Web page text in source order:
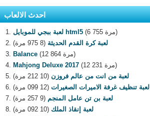
احدث الالعاب
لعبة ببجي للموبايل html5
(6 755 مرة)
لعبة كرة القدم الحديثة (8 975 مرة)
Balance
(12 864 مرة)
Mahjong Deluxe 2017
(12 231 مرة)
لعبة من انت من عالم فروزن (10 212 مرة)
لعبة تنظيف غرفة الاميرات الصغيرات (12 099 مرة)
لعبة بن تن عامل المنجم (9 257 مرة)
لعبة إنقاذ الملك (10 092 مرة)